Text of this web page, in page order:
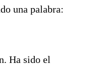
una palabra:
Ha sido el